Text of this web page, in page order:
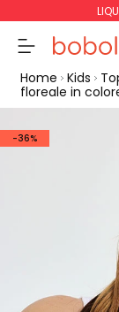
Home Kids
floreale in
-36%